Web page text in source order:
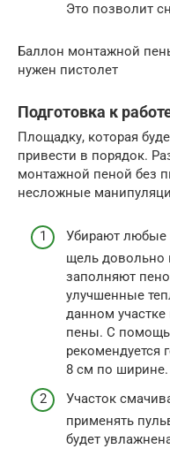
Это позволит
Баллон монтажной
нужен пистолет
Подготовка к
Площадку, которая
привести в порядок.
монтажной пеной без
несложные
Убирают любые
щель довольно
заполняют
улучшенные
данном
пены. С
рекомендуется
8 см по ширине.
Участок
применять
будет